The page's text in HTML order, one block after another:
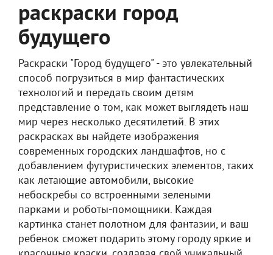
раскраски город
будущего
Раскраски "Город будущего" - это увлекательный
способ погрузиться в мир фантастических
технологий и передать своим детям
представление о том, как может выглядеть наш
мир через несколько десятилетий. В этих
раскрасках вы найдете изображения
современных городских ландшафтов, но с
добавлением футуристических элементов, таких
как летающие автомобили, высокие
небоскребы со встроенными зелеными
парками и роботы-помощники. Каждая
картинка станет полотном для фантазии, и ваш
ребенок сможет подарить этому городу яркие и